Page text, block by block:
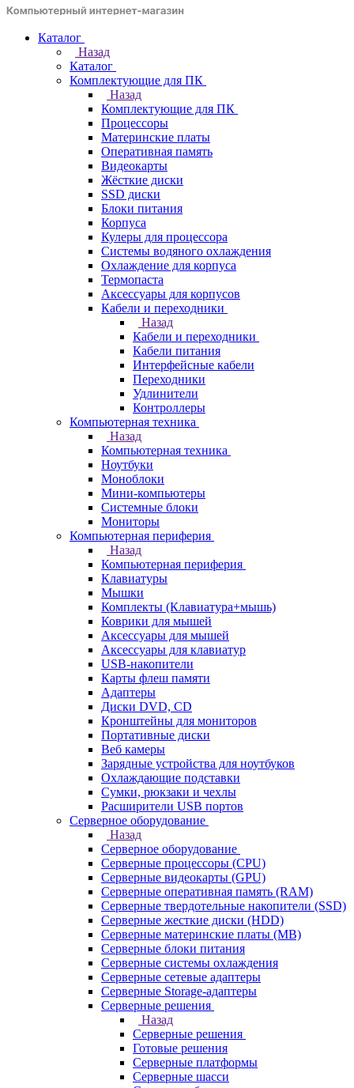
Каталог
Назад
Каталог
Комплектующие для ПК
Назад
Комплектующие для ПК
Процессоры
Материнские платы
Оперативная память
Видеокарты
Жёсткие диски
SSD диски
Блоки питания
Корпуса
Кулеры для процессора
Системы водяного охлаждения
Охлаждение для корпуса
Термопаста
Аксессуары для корпусов
Кабели и переходники
Назад
Кабели и переходники
Кабели питания
Интерфейсные кабели
Переходники
Удлинители
Контроллеры
Компьютерная техника
Назад
Компьютерная техника
Ноутбуки
Моноблоки
Мини-компьютеры
Системные блоки
Мониторы
Компьютерная периферия
Назад
Компьютерная периферия
Клавиатуры
Мышки
Комплекты (Клавиатура+мышь)
Коврики для мышей
Аксессуары для мышей
Аксессуары для клавиатур
USB-накопители
Карты флеш памяти
Адаптеры
Диски DVD, CD
Кронштейны для мониторов
Портативные диски
Веб камеры
Зарядные устройства для ноутбуков
Охлаждающие подставки
Сумки, рюкзаки и чехлы
Расширители USB портов
Серверное оборудование
Назад
Серверное оборудование
Серверные процессоры (CPU)
Серверные видеокарты (GPU)
Серверные оперативная память (RAM)
Серверные твердотельные накопители (SSD)
Серверные жесткие диски (HDD)
Серверные материнские платы (MB)
Серверные блоки питания
Серверные системы охлаждения
Серверные сетевые адаптеры
Серверные Storage-адаптеры
Серверные решения
Назад
Серверные решения
Готовые решения
Серверные платформы
Серверные шасси